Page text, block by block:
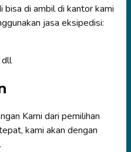
bisa di ambil di kantor kami
jasa eksipedisi:
dll
Kami dari pemilihan
kami akan dengan